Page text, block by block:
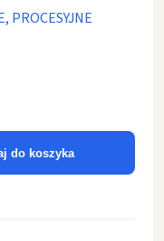
PROCESYJNE
do koszyka